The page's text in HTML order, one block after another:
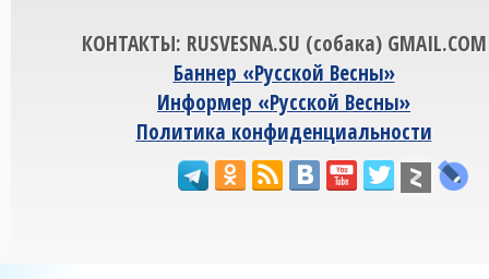
КОНТАКТЫ: RUSVESNA.SU (собака) GMAIL.COM
Баннер «Русской Весны»
Информер «Русской Весны»
Политика конфиденциальности